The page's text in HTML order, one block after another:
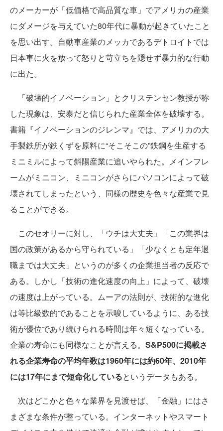
のメーカーが「低価格で高品質な車」でアメリカの産業
にダメージを与えていた80年代に暴動が起きていたこと
を思い出す。自動車産業のメッカであるデトロイトでは
日本車に火を放って怒りと苛立ちを隠せず暴力的な行動
に出た。
「破壊的イノベーション」とクリステンセン教授が称
した現象は、安泰だと信じられた産業全体を破壊する。
書籍『イノベーションのジレンマ』では、アメリカの大
手製鉄所が鉄くずを原料に“そこそこの”鉄鋼を生産する
ミニミルによって斜陽産業に追いやられた。メインフレ
ームがミニコン、ミニコンがさらにパソコンによって破
壊されてしまったという、同様の歴史を色々な産業で見
ることができる。
このセオリーに対し、「ウチは大丈夫」「この業界は
国の政策があるから守られている」「少なくとも定年退
職までは大丈夫」というのが多くの企業担当者の反応で
ある。しかし「技術の進化速度の向上」によって、破壊
の速度は上がっている。ムーアの法則が、技術的な進化
は等比級数的であることを示唆しているように、ある技
術が優位であり続けられる時間は年々短くなっている。
企業の寿命にも同様なことが言える。 S&P500に掲載さ
れる企業寿命の平均年数は1960年には約60年、2010年
には17年にまで短命化しているというデータもある。
次はどこかと色々な業界を見渡せば、「金融」にはさ
まざまな条件が整っている。インターネットやスマート